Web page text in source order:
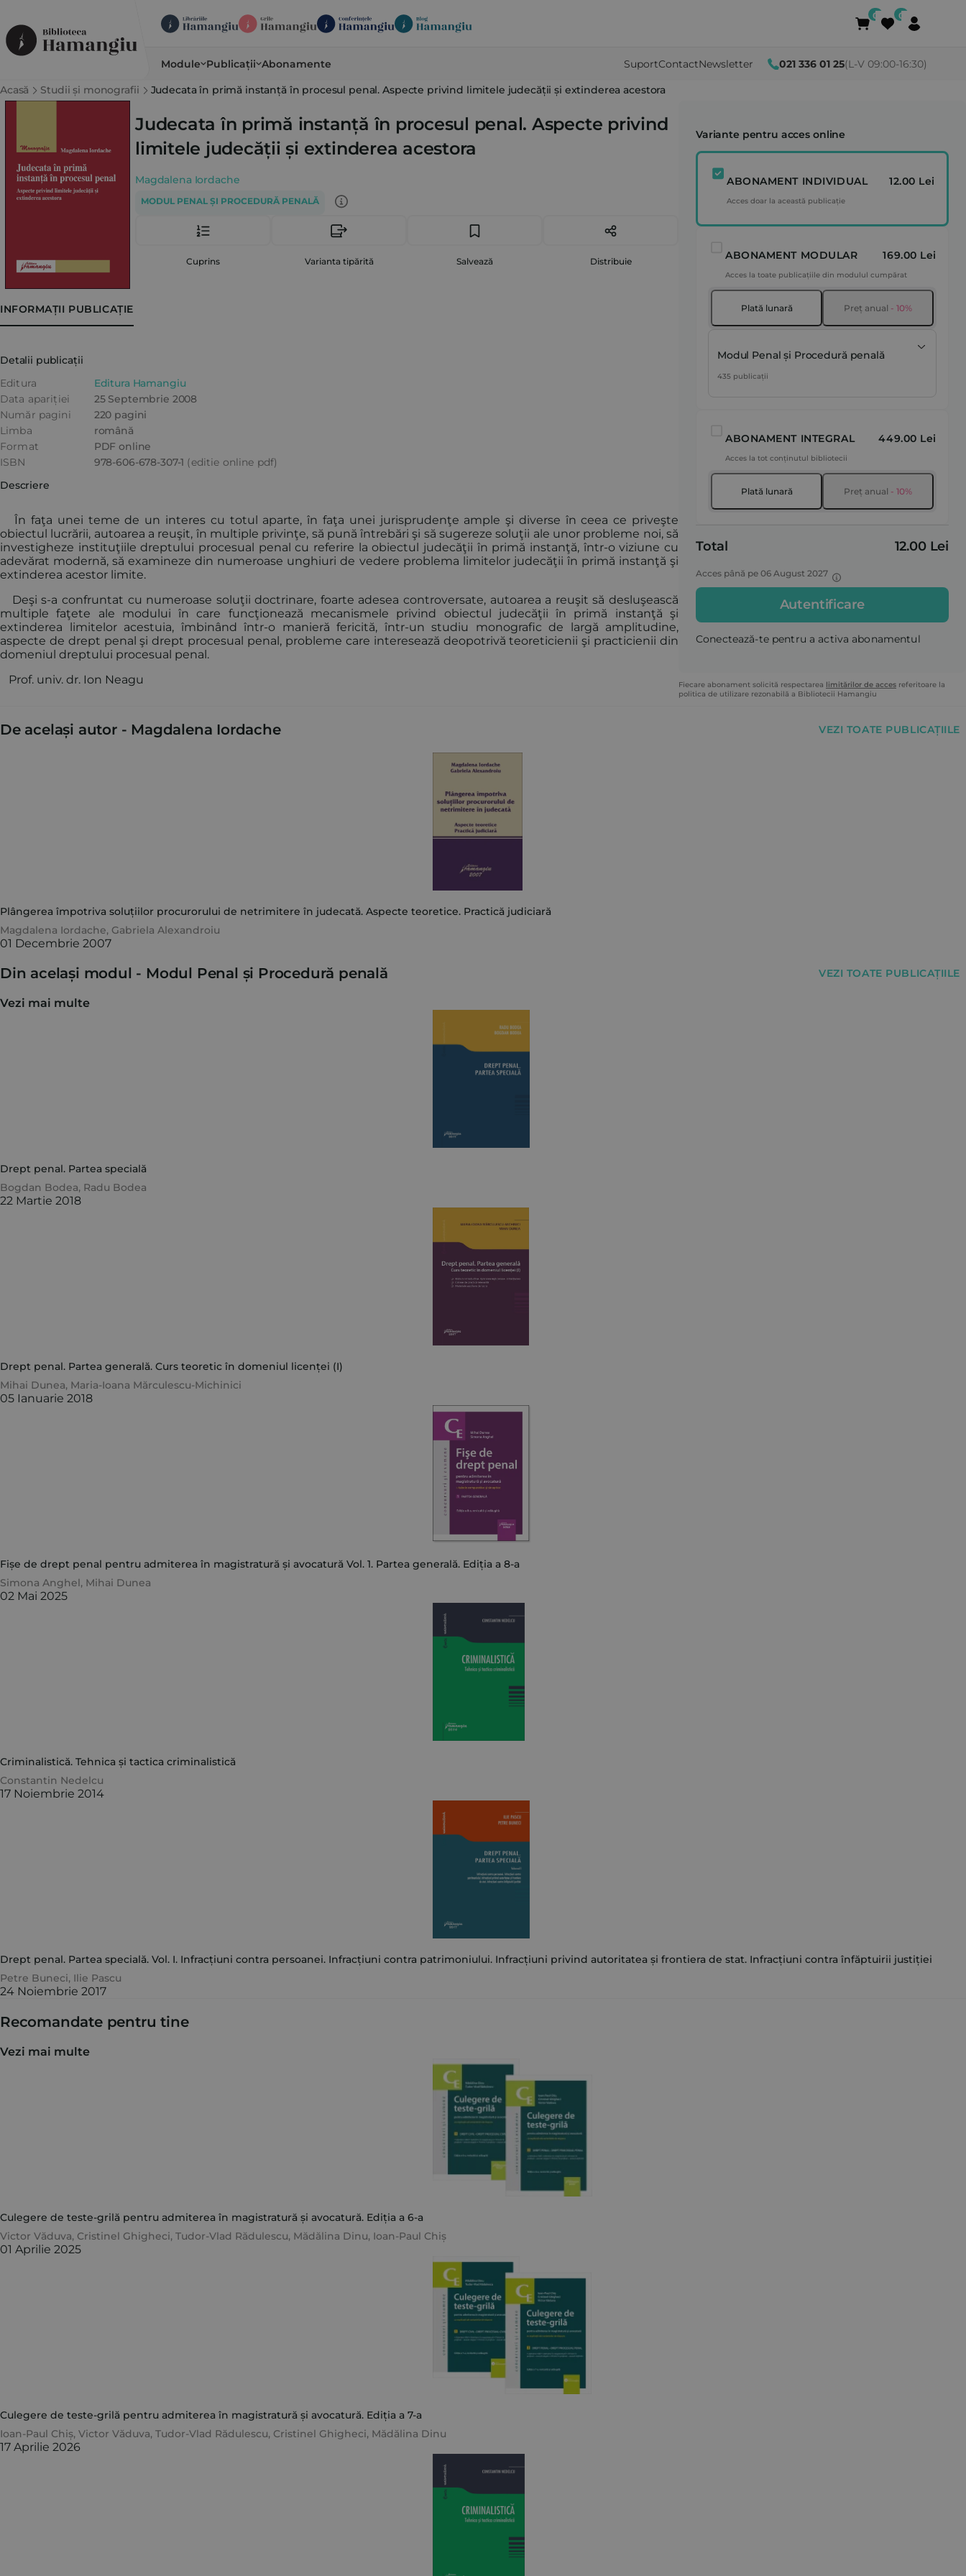
Module Publicații Abonamente SuportContactNewsletter 021 336 01 25(L-V 09:00-16:30)
Acasă Studii și monografii Judecata în primă instanță în procesul penal. Aspecte privind limitele judecății și extinderea acestora
Judecata în primă instanță în procesul penal. Aspecte privind
limitele judecății și extinderea acestora
Magdalena Iordache
MODUL PENAL ȘI PROCEDURĂ PENALĂ
Cuprins Varianta tipărită Salvează Distribuie
INFORMAȚII PUBLICAȚIE
Detalii publicații
Editura
Editura Hamangiu
Data apariției
25 Septembrie 2008
Număr pagini
220 pagini
Limba
română
Format
PDF online
ISBN
978-606-678-307-1 (editie online pdf)
Descriere
În faţa unei teme de un interes cu totul aparte, în faţa unei jurisprudenţe ample şi diverse în ceea ce priveşte
obiectul lucrării, autoarea a reuşit, în multiple privinţe, să pună întrebări şi să sugereze soluţii ale unor probleme noi, să
investigheze instituţiile dreptului procesual penal cu referire la obiectul judecăţii în primă instanţă, într-o viziune cu
adevărat modernă, să examineze din numeroase unghiuri de vedere problema limitelor judecăţii în primă instanţă şi
extinderea acestor limite.
Deşi s-a confruntat cu numeroase soluţii doctrinare, foarte adesea controversate, autoarea a reuşit să desluşească
multiple faţete ale modului în care funcţionează mecanismele privind obiectul judecăţii în primă instanţă şi
extinderea limitelor acestuia, îmbinând într-o manieră fericită, într-un studiu monografic de largă amplitudine,
aspecte de drept penal şi drept procesual penal, probleme care interesează deopotrivă teoreticienii şi practicienii din
domeniul dreptului procesual penal.
Prof. univ. dr. Ion Neagu
Variante pentru acces online
ABONAMENT INDIVIDUAL 12.00 Lei
Acces doar la această publicație
ABONAMENT MODULAR 169.00 Lei
Acces la toate publicațiile din modulul cumpărat
Plată lunară Preț anual - 10%
Modul Penal și Procedură penală
435 publicații
ABONAMENT INTEGRAL 449.00 Lei
Acces la tot conținutul bibliotecii
Plată lunară Preț anual - 10%
Total 12.00 Lei
Acces până pe 06 August 2027
Autentificare
Conectează-te pentru a activa abonamentul
Fiecare abonament solicită respectarea limitărilor de acces referitoare la
politica de utilizare rezonabilă a Bibliotecii Hamangiu
De același autor - Magdalena Iordache VEZI TOATE PUBLICAȚIILE
Plângerea împotriva soluțiilor procurorului de netrimitere în judecată. Aspecte teoretice. Practică judiciară
Magdalena Iordache, Gabriela Alexandroiu
01 Decembrie 2007
Din același modul - Modul Penal și Procedură penală VEZI TOATE PUBLICAȚIILE
Vezi mai multe
Drept penal. Partea specială
Bogdan Bodea, Radu Bodea
22 Martie 2018
Drept penal. Partea generală. Curs teoretic în domeniul licenței (I)
Mihai Dunea, Maria-Ioana Mărculescu-Michinici
05 Ianuarie 2018
Fișe de drept penal pentru admiterea în magistratură și avocatură Vol. 1. Partea generală. Ediția a 8-a
Simona Anghel, Mihai Dunea
02 Mai 2025
Criminalistică. Tehnica și tactica criminalistică
Constantin Nedelcu
17 Noiembrie 2014
Drept penal. Partea specială. Vol. I. Infracțiuni contra persoanei. Infracțiuni contra patrimoniului. Infracțiuni privind autoritatea și frontiera de stat. Infracțiuni contra înfăptuirii justiției
Petre Buneci, Ilie Pascu
24 Noiembrie 2017
Recomandate pentru tine
Vezi mai multe
Culegere de teste-grilă pentru admiterea în magistratură și avocatură. Ediția a 6-a
Victor Văduva, Cristinel Ghigheci, Tudor-Vlad Rădulescu, Mădălina Dinu, Ioan-Paul Chiș
01 Aprilie 2025
Culegere de teste-grilă pentru admiterea în magistratură și avocatură. Ediția a 7-a
Ioan-Paul Chiș, Victor Văduva, Tudor-Vlad Rădulescu, Cristinel Ghigheci, Mădălina Dinu
17 Aprilie 2026